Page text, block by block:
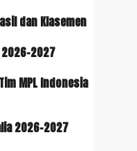
dan Klasemen
2026-2027
MPL Indonesia
2026-2027